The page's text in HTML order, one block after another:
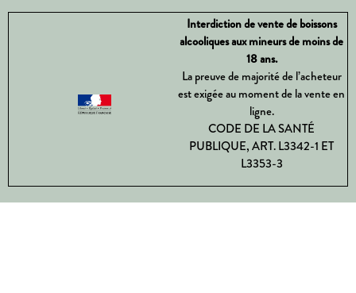
Interdiction de vente de boissons
alcooliques aux mineurs de moins de
18 ans.
La preuve de majorité de l’acheteur
est exigée au moment de la vente en
ligne.
CODE DE LA SANTÉ
PUBLIQUE, ART. L3342-1 ET
L3353-3